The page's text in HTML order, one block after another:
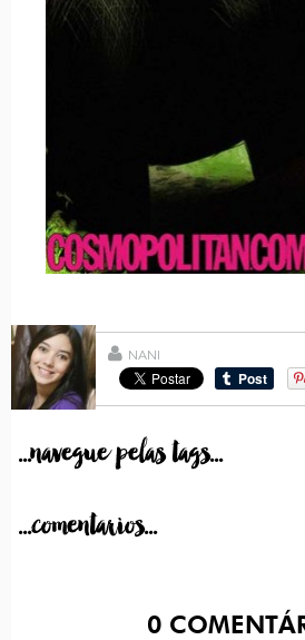
NANI
...navegue pelas tags...
...comentarios...
0